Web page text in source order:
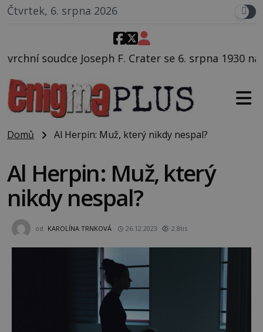
Čtvrtek, 6. srpna 2026
F. Crater se 6. srpna 1930 navečeří ve své
Domů Al Herpin: Muž, který nikdy nespal?
Al Herpin: Muž, který
nikdy nespal?
od KAROLÍNA TRNKOVÁ 26.12.2023 2.8tis